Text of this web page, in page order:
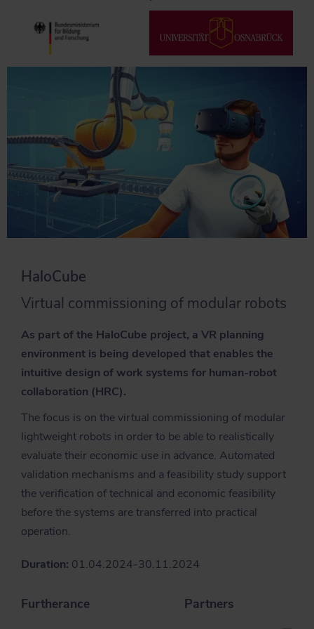
HaloCube
Virtual commissioning of modular robots
As part of the HaloCube project, a VR planning
environment is being developed that enables the
intuitive design of work systems for human-robot
collaboration (HRC).
The focus is on the virtual commissioning of modular
lightweight robots in order to be able to realistically
evaluate their economic use in advance. Automated
validation mechanisms and a feasibility study support
the verification of technical and economic feasibility
before the systems are transferred into practical
operation.
Duration: 01.04.2024-30.11.2024
Furtherance Partners